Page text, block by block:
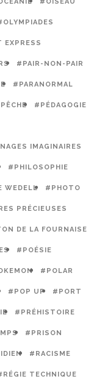
EXPRESS
#PAIR-NON-PAIR
#PARANORMAL
#PÉDAGOGIE
IMAGINAIRES
#PHILOSOPHIE
WEDELL #PHOTO
PRÉCIEUSES
DE LA FOURNAISE
#POÉSIE
#POLAR
#POP UP #PORT
#PRÉHISTOIRE
#PRISON
#RACISME
TECHNIQUE